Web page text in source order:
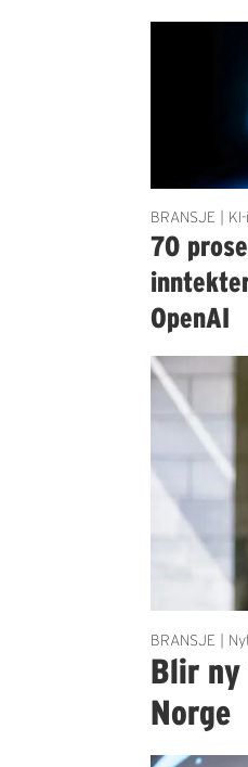
BRANSJE |
70
OpenAI
BRANSJE |
Blir ny
Norge